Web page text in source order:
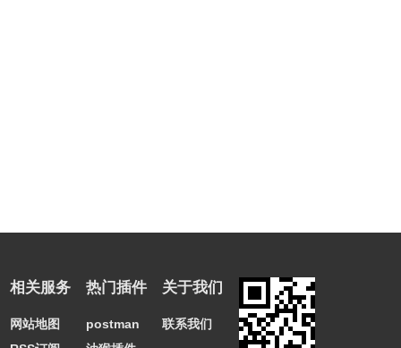
相关服务
网站地图
热门插件
postman
关于我们
联系我们